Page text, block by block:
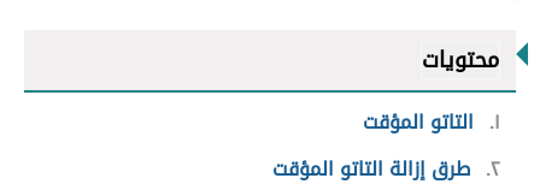
محتويات
١
التاتو المؤقت
٢ طرق إزالة التاتو المؤقت